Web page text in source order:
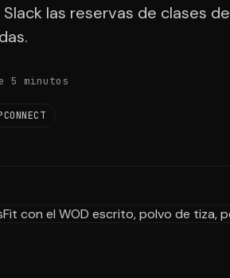
las reservas de clases de
5 minutos